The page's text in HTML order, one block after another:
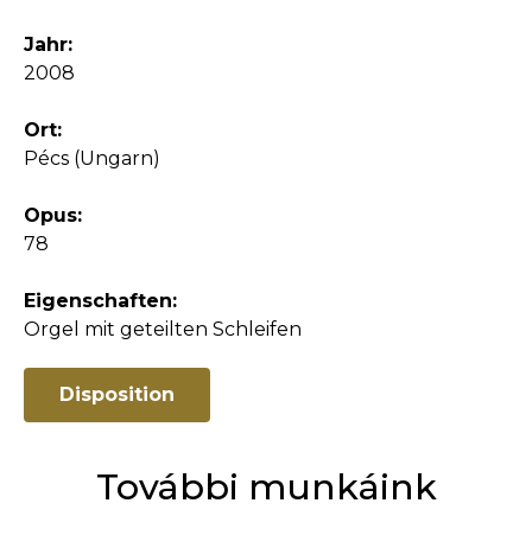
Jahr:
2008
Ort:
Pécs (Ungarn)
Opus:
78
Eigenschaften:
Orgel mit geteilten Schleifen
Disposition
További munkáink